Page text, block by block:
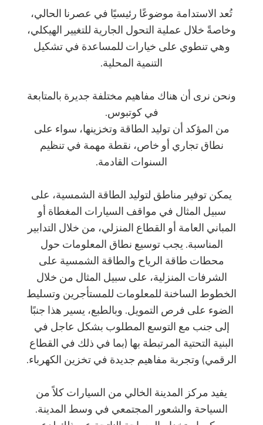
تُعد الاستدامة موضوعًا رئيسيًا في عصرنا الحالي،
وخاصةً خلال عملية التحول الجارية للتغيير الهيكلي،
وهي تنطوي على خيارات للمساعدة في تشكيل
التنمية المحلية.
ونحن نرى أن هناك مفاهيم مختلفة جديرة بالمتابعة
في كوتبوس.
من المؤكد أن توليد الطاقة وتخزينها، سواء على
نطاق تجاري أو خاص، نقطة مهمة في تنظيم
السنوات القادمة.
يمكن توفير مناطق لتوليد الطاقة الشمسية، على
سبيل المثال في مواقف السيارات المغطاة أو
المباني العامة أو القطاع المنزلي، من خلال التدابير
المناسبة. يجب توسيع نطاق المعلومات حول
محطات طاقة الرياح والطاقة الشمسية على
الشرفات المنزلية، على سبيل المثال من خلال
الخطوط الساخنة للمعلومات للمستأجرين وتسليط
الضوء على فرص التمويل. وبالطبع، يسير هذا جنبًا
إلى جنب مع التوسع المطلوب بشكل عاجل في
البنية التحتية المرتبطة بها (بما في ذلك في القطاع
الرقمي) وتجربة مفاهيم جديدة في تخزين الكهرباء.
يفيد مركز المدينة الخالي من السيارات كلاً من
السياحة والشعور المجتمعي في وسط المدينة.